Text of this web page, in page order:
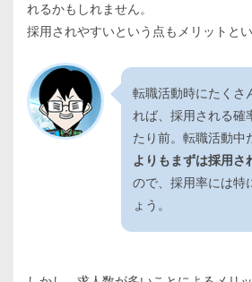
れるかもしれません。
採用されやすいという点もメリットとい
転職活動時にたくさ
れば、採用される確
たり前。転職活動中
よりもまずは採用さ
ので、採用率には特
ょう。